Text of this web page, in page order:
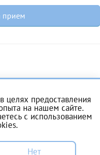
прием
Telegram Max
предоставления
на нашем сайте.
с использованием
.
Нет